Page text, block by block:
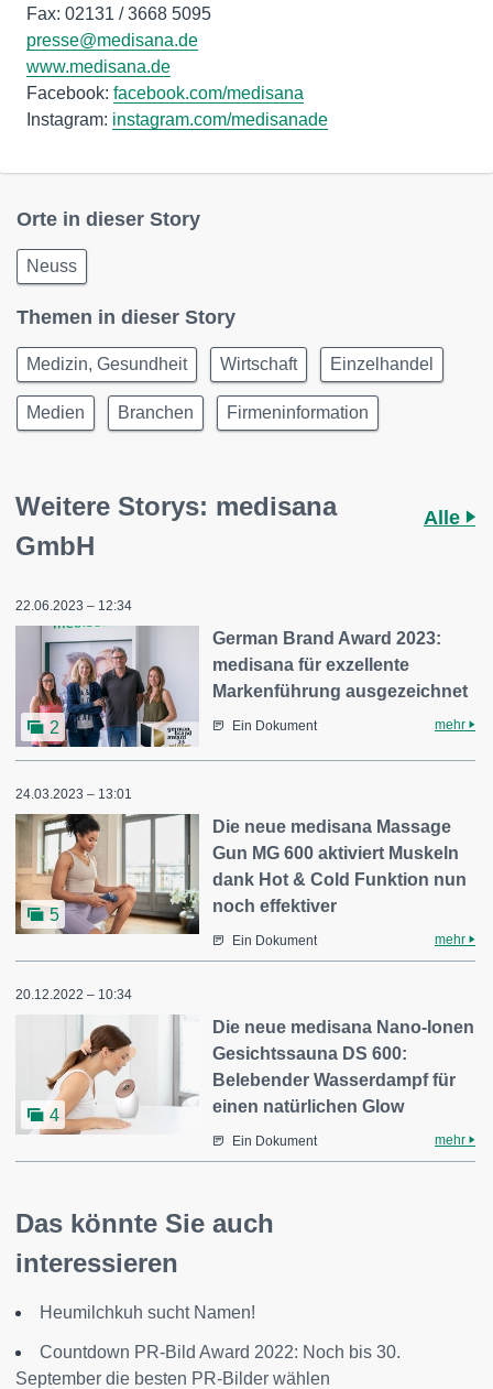
presse@medisana.de
www.medisana.de
Facebook: facebook.com/medisana
Instagram: instagram.com/medisanade
Orte in dieser Story
Neuss
Themen in dieser Story
Medizin, Gesundheit Wirtschaft Einzelhandel
Medien Branchen Firmeninformation
Weitere Storys: medisana
GmbH
Alle
22.06.2023 – 12:34
2
German Brand Award 2023:
medisana für exzellente
Markenführung ausgezeichnet
Ein Dokument mehr
24.03.2023 – 13:01
5
Die neue medisana Massage
Gun MG 600 aktiviert Muskeln
dank Hot & Cold Funktion nun
noch effektiver
Ein Dokument mehr
20.12.2022 – 10:34
4
Die neue medisana Nano-Ionen
Gesichtssauna DS 600:
Belebender Wasserdampf für
einen natürlichen Glow
Ein Dokument mehr
Das könnte Sie auch
interessieren
Heumilchkuh sucht Namen!
Countdown PR-Bild Award 2022: Noch bis 30.
September die besten PR-Bilder wählen